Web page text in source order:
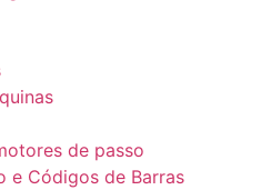
de passo
e Códigos de Barras